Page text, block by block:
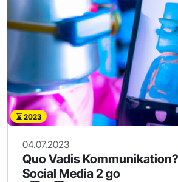
2023
04.07.2023
Quo Vadis
Social Media 2 go